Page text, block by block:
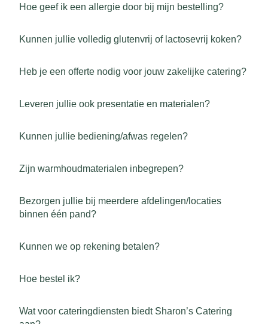
Hoe geef ik een allergie door bij mijn bestelling?
Kunnen jullie volledig glutenvrij of lactosevrij koken?
Heb je een offerte nodig voor jouw zakelijke catering?
Leveren jullie ook presentatie en materialen?
Kunnen jullie bediening/afwas regelen?
Zijn warmhoudmaterialen inbegrepen?
Bezorgen jullie bij meerdere afdelingen/locaties
binnen één pand?
Kunnen we op rekening betalen?
Hoe bestel ik?
Wat voor cateringdiensten biedt Sharon’s Catering